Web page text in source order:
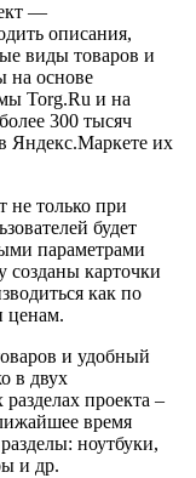
—
описания,
виды товаров и
на основе
Torg.Ru и на
300 тысяч
Яндекс.Маркете их
не только при
будет
параметрами
созданы карточки
как по
ценам.
и удобный
в двух
проекта –
время
ноутбуки,
и др.